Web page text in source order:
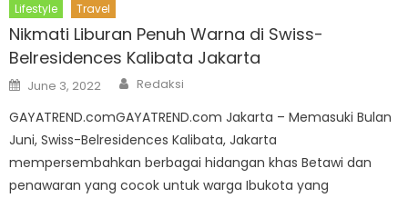
Lifestyle Travel
Nikmati Liburan Penuh Warna di Swiss-
Belresidences Kalibata Jakarta
Posted
on
June 3, 2022 Author
Redaksi
GAYATREND.comGAYATREND.com Jakarta – Memasuki Bulan
Juni, Swiss-Belresidences Kalibata, Jakarta
mempersembahkan berbagai hidangan khas Betawi dan
penawaran yang cocok untuk warga Ibukota yang